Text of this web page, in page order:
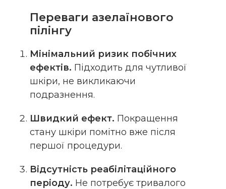
Переваги азелаїнового
пілінгу
Мінімальний ризик побічних
ефектів. Підходить для чутливої
шкіри, не викликаючи
подразнення.
Швидкий ефект. Покращення
стану шкіри помітно вже після
першої процедури.
Відсутність реабілітаційного
періоду. Не потребує тривалого